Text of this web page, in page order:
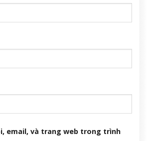
email, và trang web trong trình